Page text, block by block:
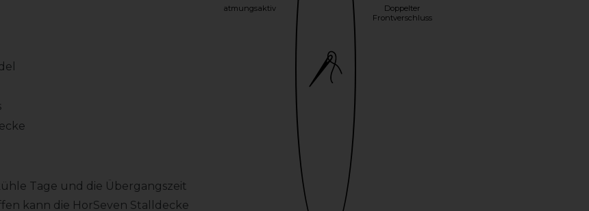
Tage und die Übergangszeit
kann die HorSeven Stalldecke
atmungsaktiv
Doppelter
Frontverschluss